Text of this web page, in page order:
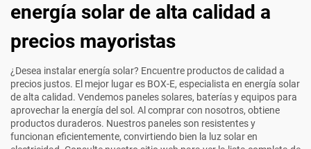
energía solar de alta calidad a
precios mayoristas
¿Desea instalar energía solar? Encuentre productos de calidad a
precios justos. El mejor lugar es BOX-E, especialista en energía solar
de alta calidad. Vendemos paneles solares, baterías y equipos para
aprovechar la energía del sol. Al comprar con nosotros, obtiene
productos duraderos. Nuestros paneles son resistentes y
funcionan eficientemente, convirtiendo bien la luz solar en